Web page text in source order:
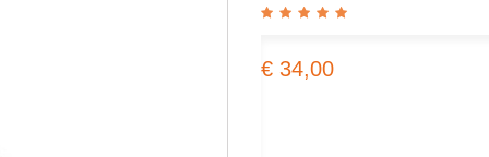
€ 34,00